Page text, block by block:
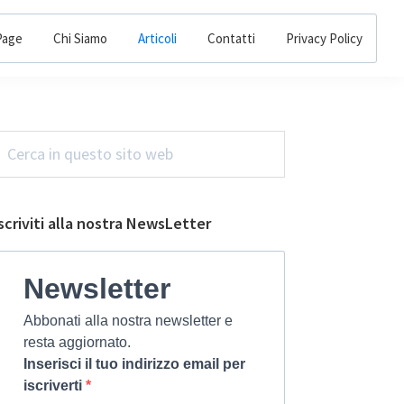
Chi Siamo Articoli Contatti Privacy Policy
Barra
alla nostra NewsLetter
Newsletter
Abbonati alla nostra newsletter e
resta aggiornato.
Inserisci il tuo indirizzo email per
iscriverti